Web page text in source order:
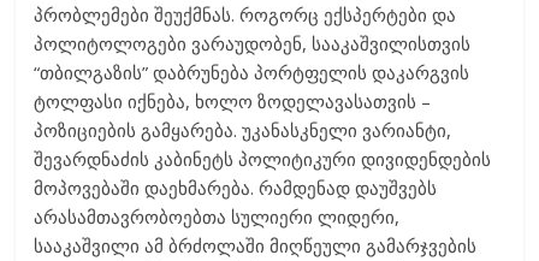
პრობლემები შეუქმნას. როგორც ექსპერტები და
პოლიტოლოგები ვარაუდობენ, სააკაშვილისთვის
“თბილგაზის” დაბრუნება პორტფელის დაკარგვის
ტოლფასი იქნება, ხოლო ზოდელავასათვის –
პოზიციების გამყარება. უკანასკნელი ვარიანტი,
შევარდნაძის კაბინეტს პოლიტიკური დივიდენდების
მოპოვებაში დაეხმარება. რამდენად დაუშვებს
არასამთავრობოებთა სულიერი ლიდერი,
სააკაშვილი ამ ბრძოლაში მიღწეული გამარჯვების